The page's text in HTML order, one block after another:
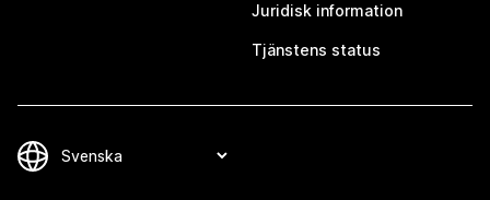
Juridisk information
Tjänstens status